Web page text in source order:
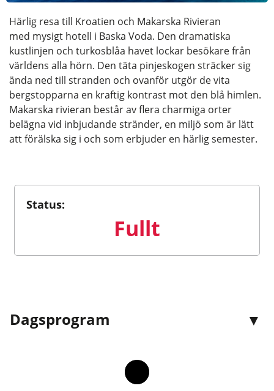
Härlig resa till Kroatien och Makarska Rivieran
med mysigt hotell i Baska Voda. Den dramatiska
kustlinjen och turkosblåa havet lockar besökare från
världens alla hörn. Den täta pinjeskogen sträcker sig
ända ned till stranden och ovanför utgör de vita
bergstopparna en kraftig kontrast mot den blå himlen.
Makarska rivieran består av flera charmiga orter
belägna vid inbjudande stränder, en miljö som är lätt
att förälska sig i och som erbjuder en härlig semester.
Status:
Fullt
Dagsprogram